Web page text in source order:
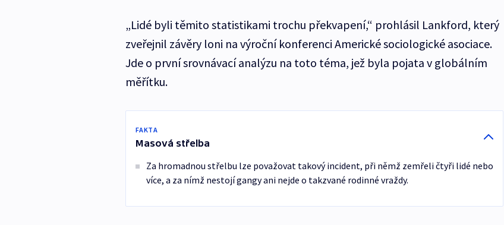
„Lidé byli těmito statistikami trochu překvapení,“ prohlásil Lankford, který
zveřejnil závěry loni na výroční konferenci Americké sociologické asociace.
Jde o první srovnávací analýzu na toto téma, jež byla pojata v globálním
měřítku.
FAKTA
Masová střelba
Za hromadnou střelbu lze považovat takový incident, při němž zemřeli čtyři lidé nebo
více, a za nímž nestojí gangy ani nejde o takzvané rodinné vraždy.